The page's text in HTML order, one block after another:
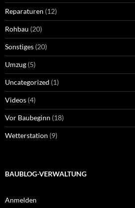
Reparaturen (12)
Rohbau (20)
Sonstiges (20)
Umzug (5)
Uncategorized (1)
Videos (4)
Vor Baubeginn (18)
Wetterstation (9)
BAUBLOG-VERWALTUNG
Anmelden